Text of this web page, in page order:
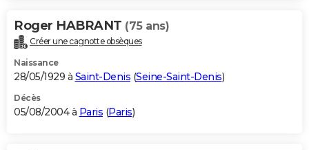
Roger HABRANT (75 ans)
Créer une cagnotte obsèques
Naissance
28/05/1929 à Saint-Denis (Seine-Saint-Denis)
Décès
05/08/2004 à Paris (Paris)